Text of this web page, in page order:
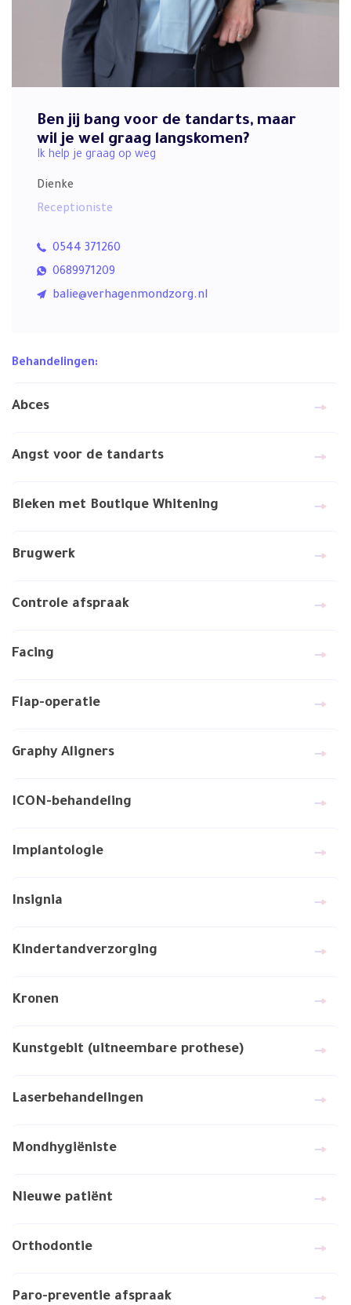
Ben jij bang voor de tandarts, maar
wil je wel graag langskomen?
Ik help je graag op weg
Dienke
Receptioniste
0544 371260
0689971209
balie@verhagenmondzorg.nl
Behandelingen:
Abces
Angst voor de tandarts
Bleken met Boutique Whitening
Brugwerk
Controle afspraak
Facing
Flap-operatie
Graphy Aligners
ICON-behandeling
Implantologie
Insignia
Kindertandverzorging
Kronen
Kunstgebit (uitneembare prothese)
Laserbehandelingen
Mondhygiëniste
Nieuwe patiënt
Orthodontie
Paro-preventie afspraak